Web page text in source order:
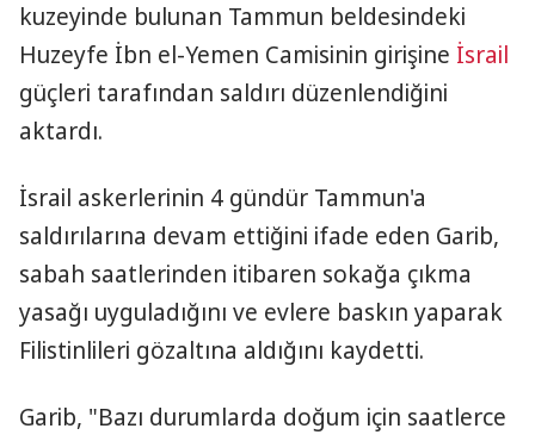
kuzeyinde bulunan Tammun beldesindeki
Huzeyfe İbn el-Yemen Camisinin girişine İsrail
güçleri tarafından saldırı düzenlendiğini
aktardı.
İsrail askerlerinin 4 gündür Tammun'a
saldırılarına devam ettiğini ifade eden Garib,
sabah saatlerinden itibaren sokağa çıkma
yasağı uyguladığını ve evlere baskın yaparak
Filistinlileri gözaltına aldığını kaydetti.
Garib, "Bazı durumlarda doğum için saatlerce